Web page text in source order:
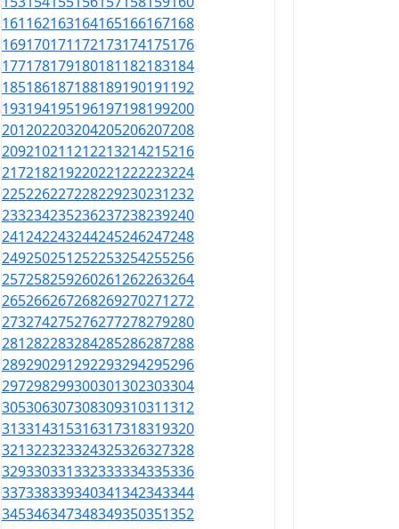
161162163164165166167168
169170171172173174175176
177178179180181182183184
185186187188189190191192
193194195196197198199200
201202203204205206207208
209210211212213214215216
217218219220221222223224
225226227228229230231232
233234235236237238239240
241242243244245246247248
249250251252253254255256
257258259260261262263264
265266267268269270271272
273274275276277278279280
281282283284285286287288
289290291292293294295296
297298299300301302303304
305306307308309310311312
313314315316317318319320
321322323324325326327328
329330331332333334335336
337338339340341342343344
345346347348349350351352